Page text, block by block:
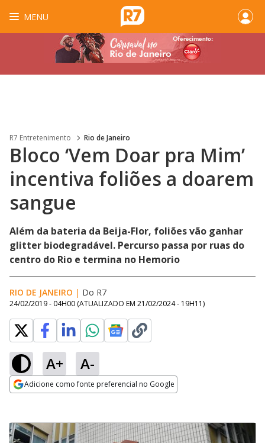
MENU
R7 Entretenimento Rio de Janeiro
Bloco ‘Vem Doar pra Mim’
incentiva foliões a doarem
sangue
Além da bateria da Beija-Flor, foliões vão ganhar
glitter biodegradável. Percurso passa por ruas do
centro do Rio e termina no Hemorio
RIO DE JANEIRO | Do R7
24/02/2019 - 04H00 (ATUALIZADO EM 21/02/2024 - 19H11)
A+ A-
Adicione como fonte preferencial no Google